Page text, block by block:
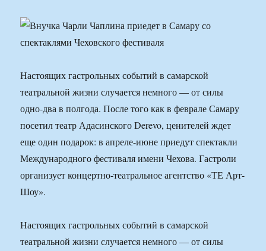
Настоящих гастрольных событий в самарской
театральной жизни случается немного — от силы
одно-два в полгода. После того как в феврале Самару
посетил театр Адасинского Derevo, ценителей ждет
еще один подарок: в апреле-июне приедут спектакли
Международного фестиваля имени Чехова. Гастроли
организует концертно-театральное агентство «ТЕ Арт-
Шоу».
Настоящих гастрольных событий в самарской
театральной жизни случается немного — от силы